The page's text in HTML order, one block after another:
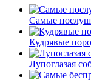
Самые
Кудрявые
Лупоглазая